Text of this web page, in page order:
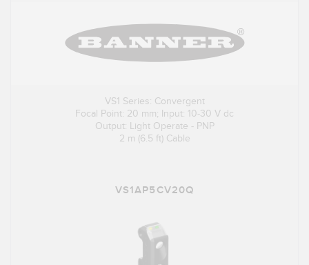
VS1 Series: Convergent
Focal Point: 20 mm; Input: 10-30 V dc
Output: Light Operate - PNP
2 m (6.5 ft) Cable
VS1AP5CV20Q